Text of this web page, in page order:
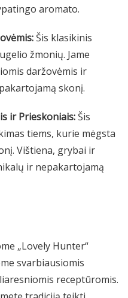
aromato.
Šis klasikinis
žmonių. Jame
daržovėmis ir
skonį.
ir Prieskoniais: Šis
tiems, kurie mėgsta
Vištiena, grybai ir
ir nepakartojamą
„Lovely Hunter“
svarbiausiomis
receptūromis.